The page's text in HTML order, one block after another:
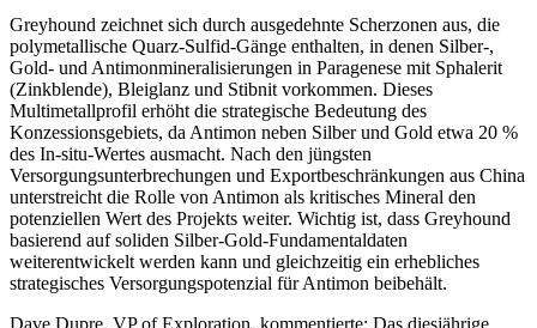
Greyhound zeichnet sich durch ausgedehnte Scherzonen aus, die
polymetallische Quarz-Sulfid-Gänge enthalten, in denen Silber-,
Gold- und Antimonmineralisierungen in Paragenese mit Sphalerit
(Zinkblende), Bleiglanz und Stibnit vorkommen. Dieses
Multimetallprofil erhöht die strategische Bedeutung des
Konzessionsgebiets, da Antimon neben Silber und Gold etwa 20 %
des In-situ-Wertes ausmacht. Nach den jüngsten
Versorgungsunterbrechungen und Exportbeschränkungen aus China
unterstreicht die Rolle von Antimon als kritisches Mineral den
potenziellen Wert des Projekts weiter. Wichtig ist, dass Greyhound
basierend auf soliden Silber-Gold-Fundamentaldaten
weiterentwickelt werden kann und gleichzeitig ein erhebliches
strategisches Versorgungspotenzial für Antimon beibehält.
Dave Dupre, VP of Exploration, kommentierte: Das diesjährige